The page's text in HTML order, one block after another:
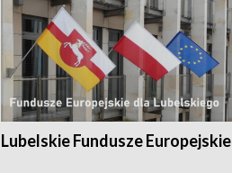
Lubelskie Fundusze Europejskie